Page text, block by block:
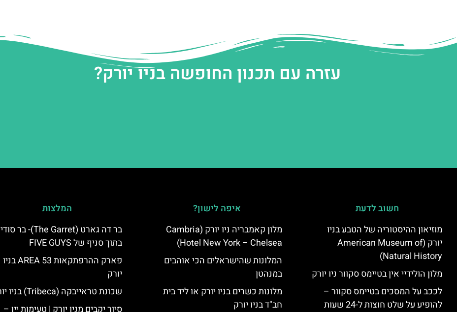
עזרה עם תכנון החופשה בניו יורק?
חשוב לדעת
מוזיאון ההיסטוריה של הטבע בניו
יורק (American Museum of
Natural History)
מלון הולידיי אין בטיימס סקוור ניו יורק
לככב על המסכים בטיימס סקוור –
להופיע על שלט חוצות ל-24 שעות
איפה לישון?
מלון קאמבריה ניו יורק (Cambria
Hotel New York – Chelsea)
המלונות שהישראלים הכי אוהבים
במנהטן
מלונות כשרים בניו יורק או ליד בית
חב"ד בניו יורק
המלצות
בר דה גארט (The Garret)- בר סודי
בתוך סניף של FIVE GUYS
פארק ההרפתקאות AREA 53 בניו
יורק
שכונת טראייבקה (Tribeca) בניו יורק
סיור יקבים מניו יורק | טעימות יין –